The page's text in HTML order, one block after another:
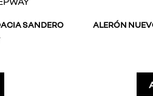
SANDERO
ALERÓN